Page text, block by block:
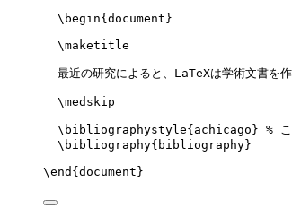
\begin{ document }
\maketitle
最近の研究によると、LaTeXは学術文書を
\medskip
\bibliographystyle{achicago} %
\bibliography{bibliography}
\end { document }